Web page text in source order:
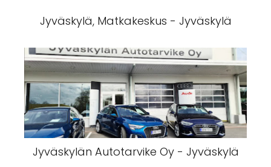
Jyväskylä, Matkakeskus - Jyväskylä
Jyväskylän Autotarvike Oy - Jyväskylä